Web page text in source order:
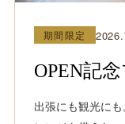
期間限定
OPEN記
出張にも観光に